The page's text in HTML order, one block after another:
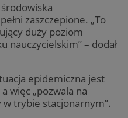
zaszczepione. „To
duży poziom
nauczycielskim” – dodał
epidemiczna jest
więc „pozwala na
trybie stacjonarnym”.